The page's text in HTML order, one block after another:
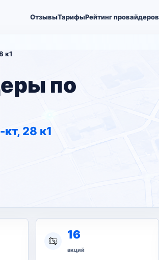
ОтзывыТарифыРейтинг провайдеров
к1
по
28 к1
16
акций